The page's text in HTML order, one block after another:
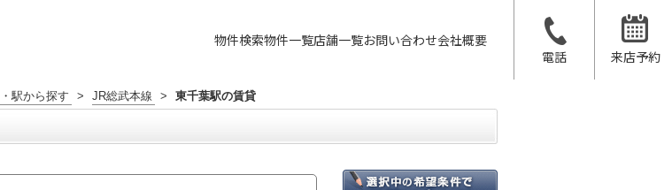
物件検索物件一覧店舗一覧お問い合わせ会社概要
電話
来店予約
駅から探す > JR総武本線 > 東千葉駅の賃貸